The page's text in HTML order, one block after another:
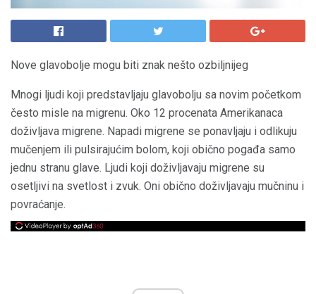
Nove glavobolje mogu biti znak nešto ozbiljnijeg
Mnogi ljudi koji predstavljaju glavobolju sa novim početkom
često misle na migrenu. Oko 12 procenata Amerikanaca
doživljava migrene. Napadi migrene se ponavljaju i odlikuju
mučenjem ili pulsirajućim bolom, koji obično pogađa samo
jednu stranu glave. Ljudi koji doživljavaju migrene su
osetljivi na svetlost i zvuk. Oni obično doživljavaju mučninu i
povraćanje.